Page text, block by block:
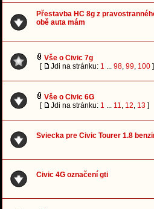
Přestavba HC 8g z
obě auta mám
Vše o Civic 7g
[
Jdi na stránku: 1 ... 98, 99, 100 ]
Vše o Civic 6G
[
Jdi na stránku: 1 ... 11, 12, 13 ]
Sviecka pre Civic Tourer 1.8
Civic 4G označení gti